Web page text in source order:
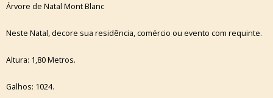
Árvore de Natal Mont Blanc
Neste Natal, decore sua residência, comércio ou evento com requinte.
Altura: 1,80 Metros.
Galhos: 1024.